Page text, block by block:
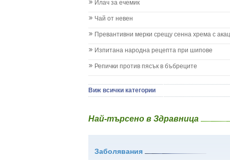
Кашлица при бебето и детето
Колики
Менингит
Млечница
Нощно напикаване - енуреза
Плач
Проблеми с очите на бебето и детето
Илач за ечемик
Чай от невен
Превантивни мерки срещу сенна хрема с
Изпитана народна рецепта при шипове
Репички против пясък в бъбреците
Виж всички категории
Най-търсено в Здравница
Заболявания